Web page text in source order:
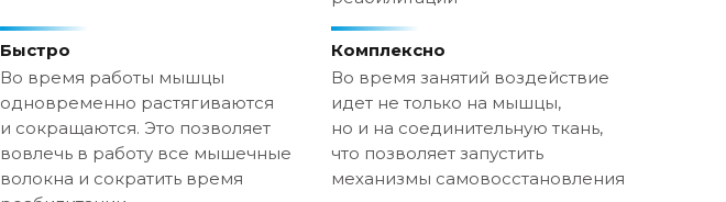
Быстро
Во время работы мышцы
одновременно растягиваются
и сокращаются. Это позволяет
вовлечь в работу все мышечные
волокна и сократить время
Комплексно
Во время занятий воздействие
идет не только на мышцы,
но и на cоединительную ткань,
что позволяет запустить
механизмы самовосстановления